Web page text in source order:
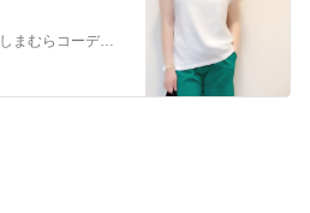
しまパト・しまむら購入品・しまむらコーデ・DEAN&DELUCA・楽天お買い物マラソン＆タイムセール情報を載せています♡ ♡今頑張ってること♡無理なく体型維持…